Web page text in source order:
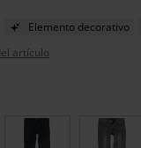
Elemento decorativo
artículo